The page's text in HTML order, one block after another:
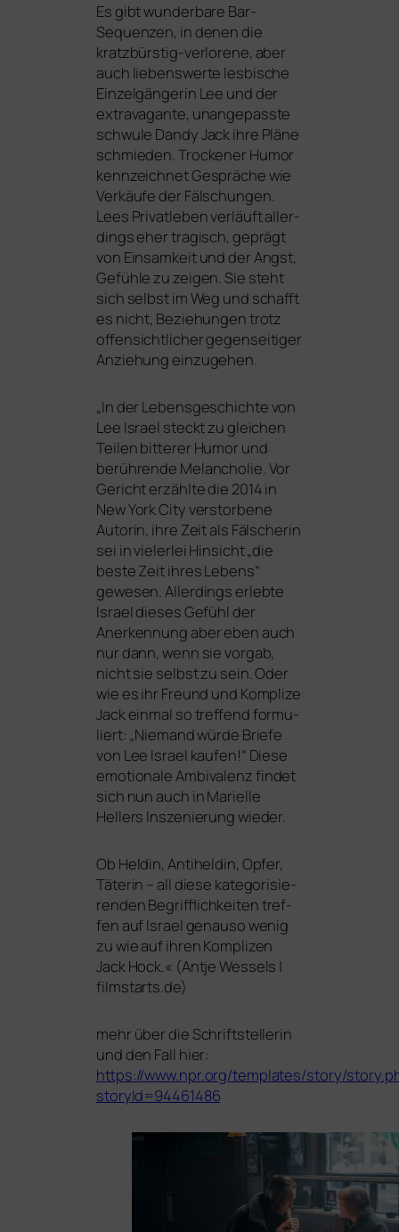
Es gibt wun­der­ba­re Bar-
Sequenzen, in denen die
kratz­bürs­tig-ver­lo­re­ne, aber
auch lie­bens­wer­te les­bi­sche
Einzelgängerin Lee und der
extra­va­gan­te, unan­ge­pass­te
schwu­le Dandy Jack ihre Pläne
schmie­den. Trockener Humor
kenn­zeich­net Gespräche wie
Verkäufe der Fälschungen.
Lees Privatleben ver­läuft aller­
dings eher tra­gisch, geprägt
von Einsamkeit und der Angst,
Gefühle zu zei­gen. Sie steht
sich selbst im Weg und schafft
es nicht, Beziehungen trotz
offen­sicht­li­cher gegen­sei­ti­ger
Anziehung einzugehen.
„In der Lebensgeschichte von
Lee Israel steckt zu glei­chen
Teilen bit­te­rer Humor und
berüh­ren­de Melancholie. Vor
Gericht erzähl­te die 2014 in
New York City ver­stor­be­ne
Autorin, ihre Zeit als Fälscherin
sei in vie­ler­lei Hinsicht „die
bes­te Zeit ihres Lebens“
gewe­sen. Allerdings erleb­te
Israel die­ses Gefühl der
Anerkennung aber eben auch
nur dann, wenn sie vor­gab,
nicht sie selbst zu sein. Oder
wie es ihr Freund und Komplize
Jack ein­mal so tref­fend for­mu­
liert: „Niemand wür­de Briefe
von Lee Israel kau­fen!“ Diese
emo­tio­na­le Ambivalenz fin­det
sich nun auch in Marielle
Hellers Inszenierung wieder.
Ob Heldin, Antiheldin, Opfer,
Täterin – all die­se kate­go­ri­sie­
ren­den Begrifflichkeiten tref­
fen auf Israel genau­so wenig
zu wie auf ihren Komplizen
Jack Hock.« (Antje Wessels |
filmstarts.de)
mehr über die Schriftstellerin
und den Fall hier:
https://www.npr.org/templates/story/
storyId=94461486